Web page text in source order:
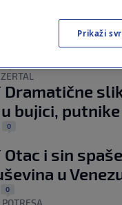
FOTO
između
akciju
Dramatične
bujici,
0
Otac i sin
u
0
Prikaži